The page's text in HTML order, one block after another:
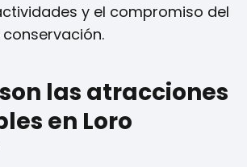
y el compromiso del
las atracciones
en Loro